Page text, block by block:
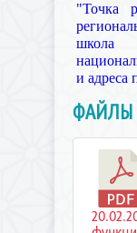
"Точка
школа
и адреса
ФАЙЛЫ